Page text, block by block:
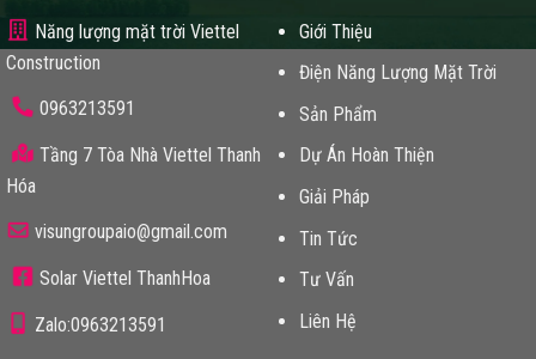
Năng lượng mặt trời Viettel
Construction
0963213591
Tầng 7 Tòa Nhà Viettel Thanh
Hóa
visungroupaio@gmail.com
Solar Viettel ThanhHoa
Zalo:0963213591
Giới Thiệu
Điện Năng Lượng Mặt Trời
Sản Phẩm
Dự Án Hoàn Thiện
Giải Pháp
Tin Tức
Tư Vấn
Liên Hệ